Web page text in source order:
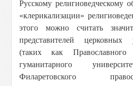
Русскому религиоведческому
«клерикализации»
этого можно считать
представителей церковных
(таких как Православного
гуманитарного
Филаретовского